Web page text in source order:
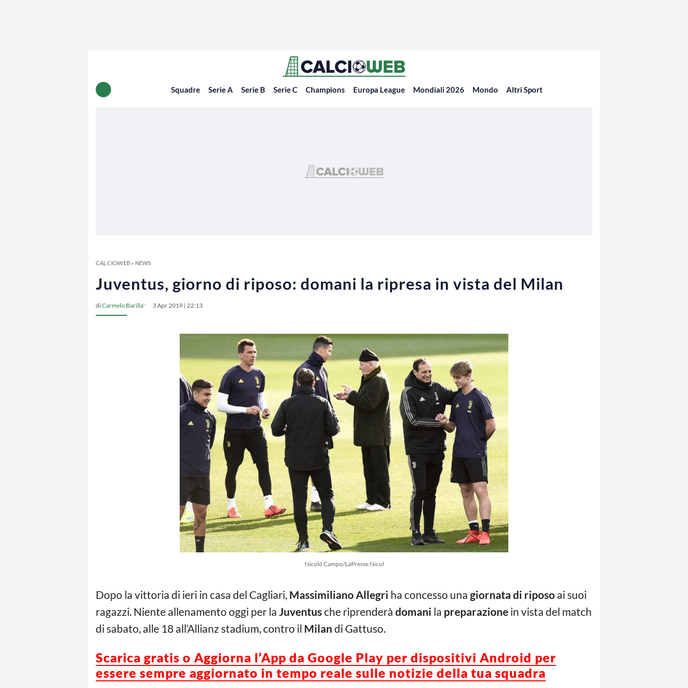
Squadre Serie A Serie B Serie C Champions Europa League Mondiali 2026 Mondo Altri Sport
CALCIOWEB» NEWS
Juventus, giorno di riposo: domani la ripresa in vista del Milan
diCarmelo Barilla' 3 Apr 2019 | 22:13
Nicolò Campo/LaPresse Nicol
Dopo la vittoria di ieri in casa del Cagliari, Massimiliano Allegri ha concesso una giornata di riposo ai suoi
ragazzi. Niente allenamento oggi per la Juventusche riprenderà domani la preparazione in vista del match
di sabato, alle 18 all’Allianz stadium, contro il Milan di Gattuso.
Scarica gratis o Aggiorna l’App da Google Play per dispositivi Android per
essere sempre aggiornato in tempo reale sulle notizie della tua squadra